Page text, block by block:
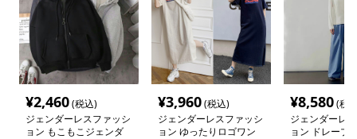
¥2,460(税込)
ジェンダーレスファッシ
ョン もこもこジェンダ
¥3,960(税込)
ジェンダーレスファッシ
ョン ゆったりロゴワン
¥8,580(税
ジェンダーレ
ョン ドレープ